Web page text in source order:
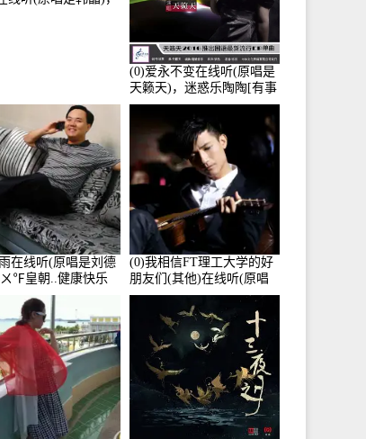
(0)爱永不变在线听(原唱是
天籁天)，迷惑乐陶陶[有事
暂离]演唱点播:27678次
在线听(原唱是刘德
℉皇朝..健康快乐
播:26643次
(0)我相信FT理工大学的好
朋友们(其他)在线听(原唱
是杨培安)，老乔演唱点
播:23714次